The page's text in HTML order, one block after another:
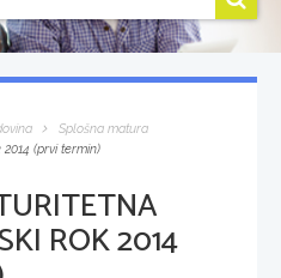
Splošna matura
(prvi termin)
ROK 2014